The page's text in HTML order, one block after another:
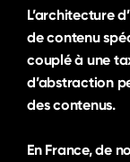
L’architecture
de contenu
couplé à une
d’abstraction
des contenus.
En France, de